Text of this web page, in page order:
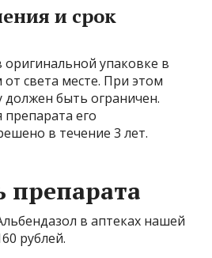
и срок
упаковке в
света месте. При этом
должен быть ограничен.
препарата его
в течение 3 лет.
препарата
в аптеках нашей
рублей.